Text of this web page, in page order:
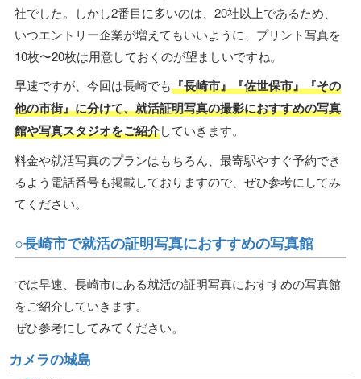
社でした。しかし2番目に多いのは、20社以上であるため、
いつエントリー企業が増えてもいいように、プリント写真を
10枚〜20枚は用意しておくのが望ましいですね。
早速ですが、今回は長崎でも『長崎市』『佐世保市』『その
他の市街』に分けて、就活証明写真の撮影におすすめの写真
館や写真スタジオをご紹介していきます。
料金や就活写真のプランはもちろん、最寄駅やすぐ予約でき
るよう電話番号も掲載しておりますので、ぜひ参考にしてみ
てください。
○長崎市で就活の証明写真におすすめの写真館
では早速、長崎市にある就活の証明写真におすすめの写真館
をご紹介していきます。
ぜひ参考にしてみてください。
カメラの城島